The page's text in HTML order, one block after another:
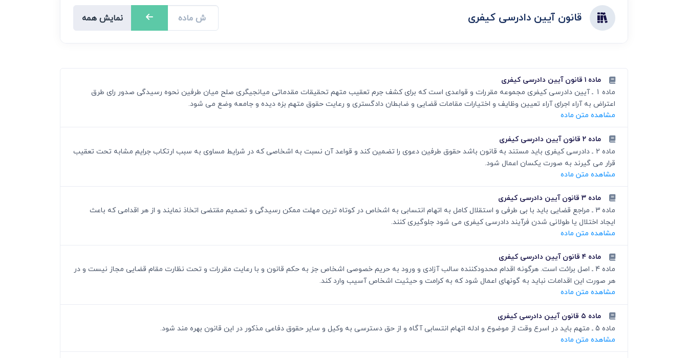
ابطال سند رسمی، افراز، ابطال مراحل ثبتی...قانون آیین دادرسی کیفری نمایش همه
ماده ۱ قانون آیین دادرسی کیفری
ماده 1 ـ آیین دادرسی کیفری مجموعه مقررات و قواعدی است که برای کشف جرم تعقیب متهم تحقیقات مقدماتی میانجیگری صلح میان طرفین نحوه رسیدگی صدور رای طرق
اعتراض به آراء اجرای آراء تعیین وظایف و اختیارات مقامات قضایی و ضابطان دادگستری و رعایت حقوق متهم بزه دیده و جامعه وضع می شود.
مشاهده متن ماده
ماده ۲ قانون آیین دادرسی کیفری
ماده 2 ـ دادرسی کیفری باید مستند به قانون باشد حقوق طرفین دعوی را تضمین کند و قواعد آن نسبت به اشخاصی که در شرایط مساوی به سبب ارتکاب جرایم مشابه تحت تعقیب
قرار می گیرند به صورت یکسان اعمال شود.
مشاهده متن ماده
ماده ۳ قانون آیین دادرسی کیفری
ماده 3 ـ مراجع قضایی باید با بی طرفی و استقلال کامل به اتهام انتسابی به اشخاص در کوتاه ترین مهلت ممکن رسیدگی و تصمیم مقتضی اتخاذ نمایند و از هر اقدامی که باعث
ایجاد اختلال یا طولانی شدن فرآیند دادرسی کیفری می شود جلوگیری کنند.
مشاهده متن ماده
ماده ۴ قانون آیین دادرسی کیفری
ماده 4 ـ اصل برائت است. هرگونه اقدام محدودکننده سالب آزادی و ورود به حریم خصوصی اشخاص جز به حکم قانون و با رعایت مقررات و تحت نظارت مقام قضایی مجاز نیست و در
هر صورت این اقدامات نباید به گونهای اعمال شود که به کرامت و حیثیت اشخاص آسیب وارد کند.
مشاهده متن ماده
ماده ۵ قانون آیین دادرسی کیفری
ماده 5 ـ متهم باید در اسرع وقت از موضوع و ادله اتهام انتسابی آگاه و از حق دسترسی به وکیل و سایر حقوق دفاعی مذکور در این قانون بهره مند شود.
مشاهده متن ماده